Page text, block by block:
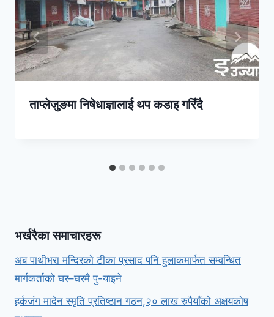
ताप्लेजुङमा निषेधाज्ञालाई थप कडाइ गरिँदै
भर्खरैका समाचारहरू
अब पाथीभरा मन्दिरको टीका प्रसाद पनि हुलाकमार्फत सम्वन्धित
मार्गकर्ताको घर–घरमै पु-याइने
हर्कजंग मादेन स्मृति प्रतिष्ठान गठन,२० लाख रुपैयाँको अक्षयकोष